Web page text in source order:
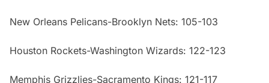
New Orleans Pelicans-Brooklyn Nets: 105-103
Houston Rockets-Washington Wizards: 122-123
Memphis Grizzlies-Sacramento Kings: 121-117